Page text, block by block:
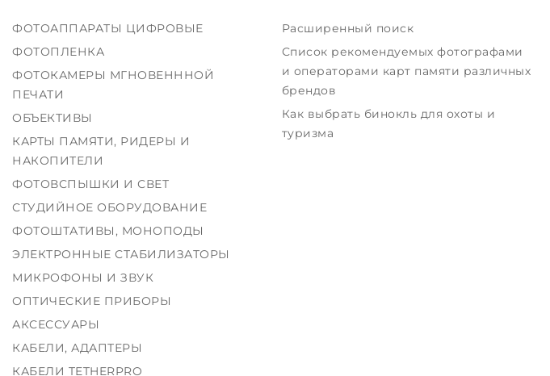
ФОТОАППАРАТЫ ЦИФРОВЫЕ
ФОТОПЛЕНКА
ФОТОКАМЕРЫ МГНОВЕНННОЙ
ПЕЧАТИ
ОБЪЕКТИВЫ
КАРТЫ ПАМЯТИ, РИДЕРЫ И
НАКОПИТЕЛИ
ФОТОВСПЫШКИ И СВЕТ
СТУДИЙНОЕ ОБОРУДОВАНИЕ
ФОТОШТАТИВЫ, МОНОПОДЫ
ЭЛЕКТРОННЫЕ СТАБИЛИЗАТОРЫ
МИКРОФОНЫ И ЗВУК
ОПТИЧЕСКИЕ ПРИБОРЫ
АКСЕССУАРЫ
КАБЕЛИ, АДАПТЕРЫ
КАБЕЛИ TETHERPRO
Расширенный поиск
Список рекомендуемых фотографами
и операторами карт памяти различных
брендов
Как выбрать бинокль для охоты и
туризма